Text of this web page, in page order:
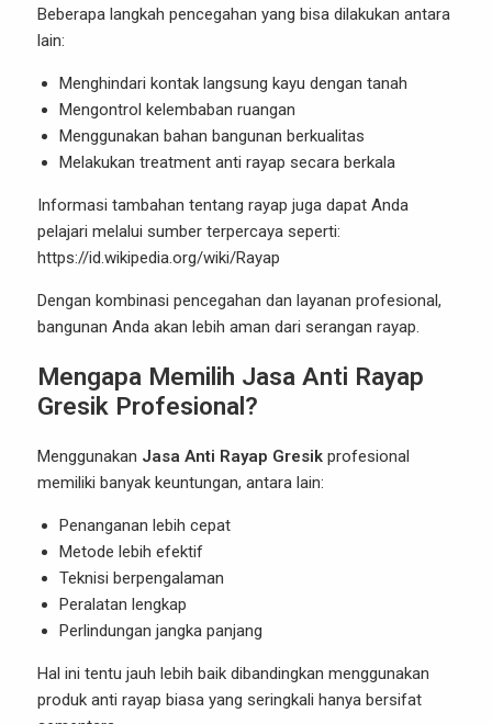
Beberapa langkah pencegahan yang bisa dilakukan antara
lain:
Menghindari kontak langsung kayu dengan tanah
Mengontrol kelembaban ruangan
Menggunakan bahan bangunan berkualitas
Melakukan treatment anti rayap secara berkala
Informasi tambahan tentang rayap juga dapat Anda
pelajari melalui sumber terpercaya seperti:
https://id.wikipedia.org/wiki/Rayap
Dengan kombinasi pencegahan dan layanan profesional,
bangunan Anda akan lebih aman dari serangan rayap.
Mengapa Memilih Jasa Anti Rayap
Gresik Profesional?
Menggunakan Jasa Anti Rayap Gresik profesional
memiliki banyak keuntungan, antara lain:
Penanganan lebih cepat
Metode lebih efektif
Teknisi berpengalaman
Peralatan lengkap
Perlindungan jangka panjang
Hal ini tentu jauh lebih baik dibandingkan menggunakan
produk anti rayap biasa yang seringkali hanya bersifat